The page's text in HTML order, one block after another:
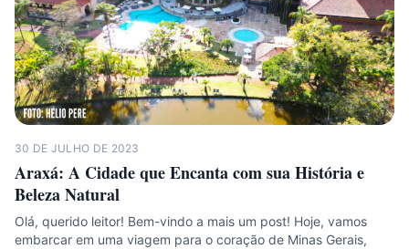
30 DE JULHO DE 2023
Araxá: A Cidade que Encanta com sua História e
Beleza Natural
Olá, querido leitor! Bem-vindo a mais um post! Hoje, vamos
embarcar em uma viagem para o coração de Minas Gerais,